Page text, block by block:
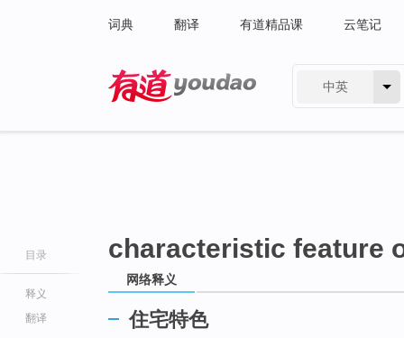
词典 翻译 有道精品课 云笔记
中英
目录
释义
翻译
characteristic feature
网络释义
住宅特色